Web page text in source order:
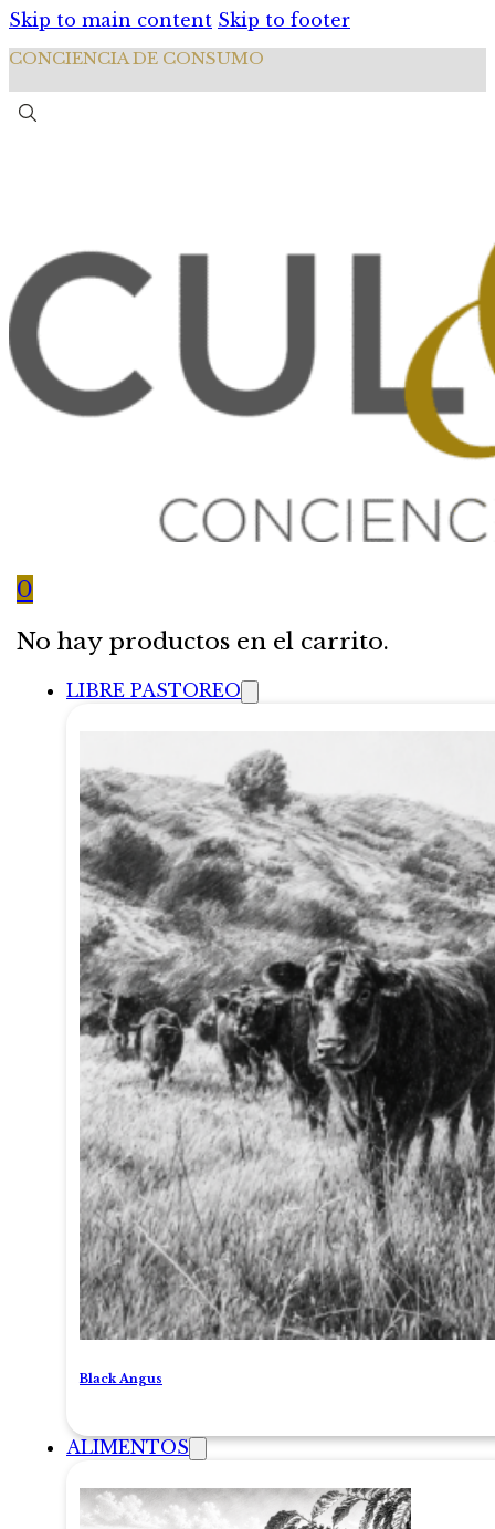
Skip to main content Skip to footer
CONCIENCIA DE CONSUMO
0
No hay productos en el carrito.
LIBRE PASTOREO
Black Angus
ALIMENTOS